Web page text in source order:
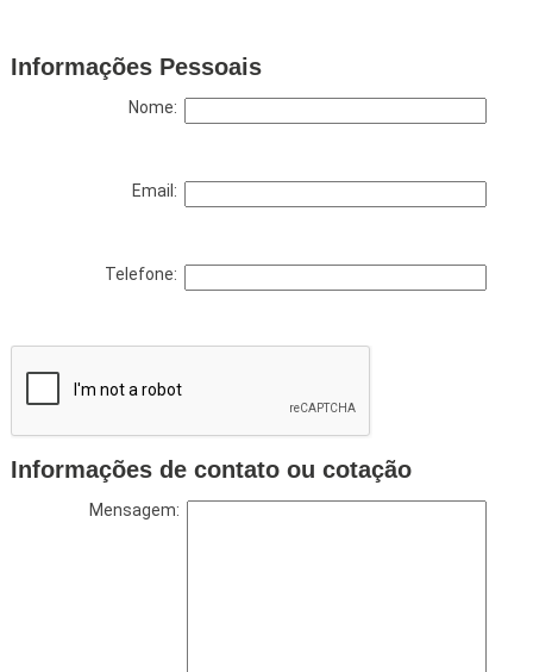
Informações Pessoais
Nome:
Email:
Telefone:
Informações de contato ou cotação
Mensagem: